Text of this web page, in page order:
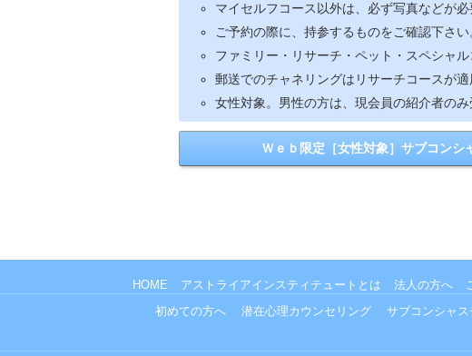
マイセルフコース以外は、必ず写真などが必
ご予約の際に、持参するものをご確認下さい
ファミリー・リサーチ・ペット・スペシャ
郵送でのチャネリングはリサーチコースが
女性対象。男性の方は、現会員の紹介者のみ
Ｗｅｂ限定［女性対象］サブコン
HOME アストライアインスティテュートとは 法人の方へ
初めての方へ 潜在心理カウンセリング サブコンシャ